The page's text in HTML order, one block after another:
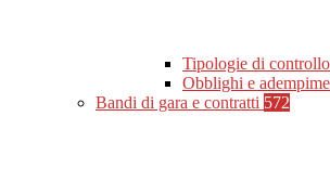
Tipologie di controllo
Obblighi e
Bandi di gara e contratti 572